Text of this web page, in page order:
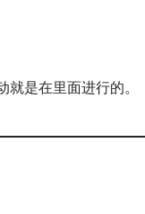
是在里面进行的。